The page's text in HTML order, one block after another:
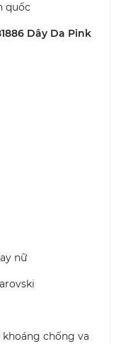
quốc
Dây Da Pink
nữ
khoáng chống va